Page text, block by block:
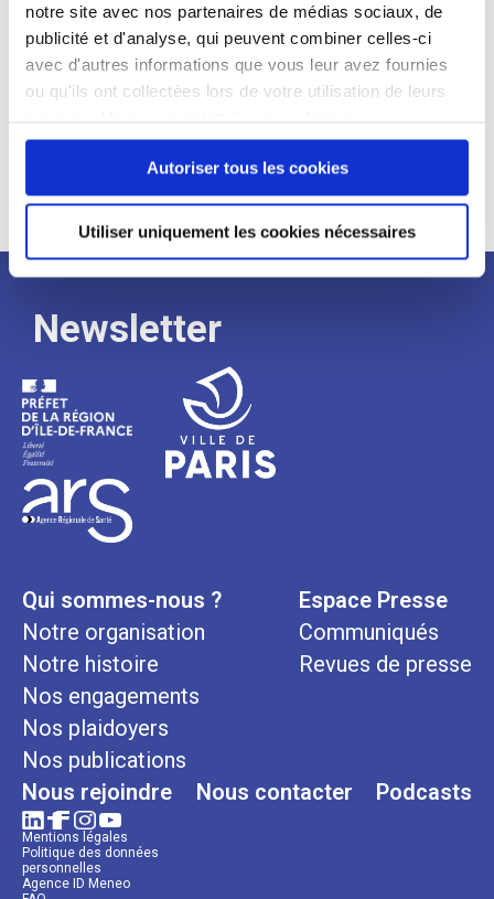
notre site avec nos partenaires de médias sociaux, de
publicité et d'analyse, qui peuvent combiner celles-ci
avec d'autres informations que vous leur avez fournies
ou qu'ils ont collectées lors de votre utilisation de leurs
continuez à utiliser notre site Web.
Autoriser tous les cookies
Utiliser uniquement les cookies nécessaires
Processus
de
recrutement
Newsletter
Qui sommes-nous ?
Notre organisation
Notre histoire
Nos engagements
Nos plaidoyers
Nos publications
Espace Presse
Communiqués
Revues de presse
Nous rejoindre Nous contacter Podcasts
Mentions légales
Politique des données
personnelles
Agence ID Meneo